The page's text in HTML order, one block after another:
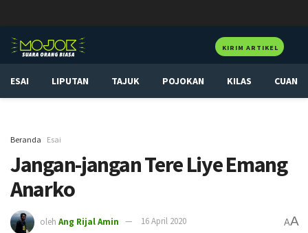
KIRIM ARTIKEL
ESAI LIPUTAN TAJUK POJOKAN KILAS CUAN
Beranda Esai
Jangan-jangan Tere Liye Emang
Anarko
oleh Ang Rijal Amin 16 April 2020 AA